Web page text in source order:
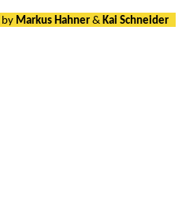
by Markus Hahner & Kai Schneider